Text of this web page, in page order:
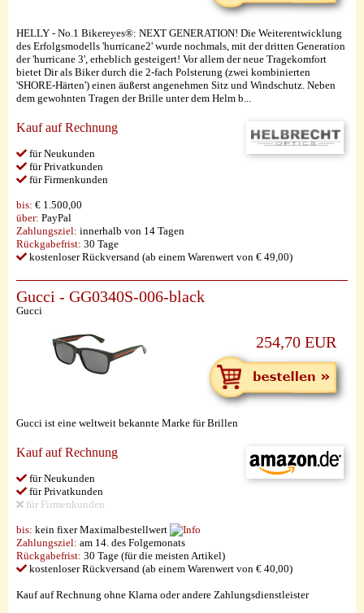
HELLY - No.1 Bikereyes®: NEXT GENERATION! Die Weiterentwicklung
des Erfolgsmodells 'hurricane2' wurde nochmals, mit der dritten Generation
der 'hurricane 3', erheblich gesteigert! Vor allem der neue Tragekomfort
bietet Dir als Biker durch die 2-fach Polsterung (zwei kombinierten
'SHORE-Härten') einen äußerst angenehmen Sitz und Windschutz. Neben
dem gewohnten Tragen der Brille unter dem Helm b...
Kauf auf Rechnung
für Neukunden
für Privatkunden
für Firmenkunden
bis: € 1.500,00
über: PayPal
Zahlungsziel: innerhalb von 14 Tagen
Rückgabefrist: 30 Tage
kostenloser Rückversand (ab einem Warenwert von € 49,00)
Gucci - GG0340S-006-black
Gucci
254,70 EUR
Gucci ist eine weltweit bekannte Marke für Brillen
Kauf auf Rechnung
für Neukunden
für Privatkunden
für Firmenkunden
bis: kein fixer Maximalbestellwert
Zahlungsziel: am 14. des Folgemonats
Rückgabefrist: 30 Tage (für die meisten Artikel)
kostenloser Rückversand (ab einem Warenwert von € 40,00)
Kauf auf Rechnung ohne Klarna oder andere Zahlungsdienstleister